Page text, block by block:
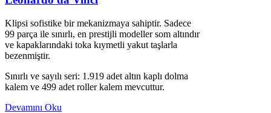
Klipsi sofistike bir mekanizmaya sahiptir. Sadece
99 parça ile sınırlı, en prestijli modeller som altındır
ve kapaklarındaki toka kıymetli yakut taşlarla
bezenmiştir.
Sınırlı ve sayılı seri: 1.919 adet altın kaplı dolma
kalem ve 499 adet roller kalem mevcuttur.
Devamını Oku